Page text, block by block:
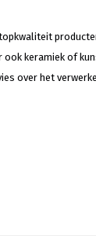
keramiek of
over het